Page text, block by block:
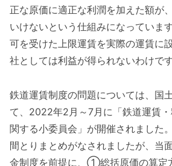
正な原価に適正な利潤を加えた額が
いけないという仕組みになっていま
可を受けた上限運賃を実際の運賃に
社としては利益が得られないわけです
鉄道運賃制度の問題については、国
て、2022年2月～7月に「鉄道運賃
関する小委員会」が開催されました
間とりまとめがなされましたが、当
金制度を前提に、①総括原価の算